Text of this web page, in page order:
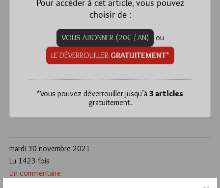
Pour accéder à cet article, vous pouvez
choisir de :
VOUS ABONNER (20€ / AN)
ou
LE DÉVERROUILLER GRATUITEMENT*
*Vous pouvez déverrouiller jusqu’à 3 articles
gratuitement.
mardi 30 novembre 2021
Un commentaire
Lu 1423 fois